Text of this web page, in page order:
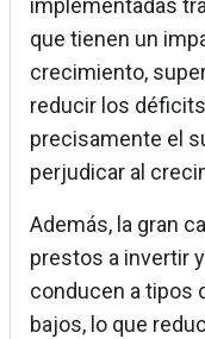
implementadas
que tienen un
crecimiento,
reducir los
precisamente el
perjudicar al
Además, la gran
prestos a invertir
conducen a tipos
bajos, lo que